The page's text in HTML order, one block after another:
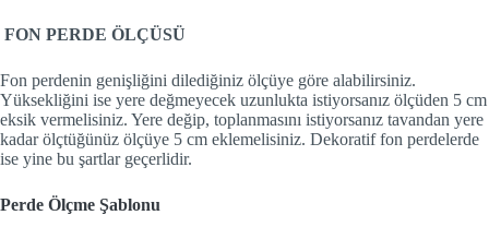
FON PERDE ÖLÇÜSÜ
Fon perdenin genişliğini dilediğiniz ölçüye göre alabilirsiniz.
Yüksekliğini ise yere değmeyecek uzunlukta istiyorsanız ölçüden 5 cm
eksik vermelisiniz. Yere değip, toplanmasını istiyorsanız tavandan yere
kadar ölçtüğünüz ölçüye 5 cm eklemelisiniz. Dekoratif fon perdelerde
ise yine bu şartlar geçerlidir.
Perde Ölçme Şablonu